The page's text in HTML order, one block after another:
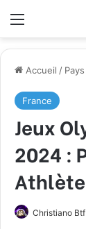
Accueil / Pays
France
Jeux
2024 :
Christiano Btf